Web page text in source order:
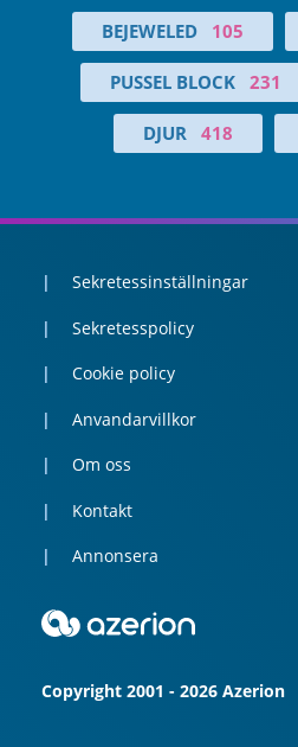
BEJEWELED 105
PUSSEL BLOCK 231
DJUR 418
Sekretessinställningar
Sekretesspolicy
Cookie policy
Anvandarvillkor
Om oss
Kontakt
Annonsera
Copyright 2001 - 2026 Azerion